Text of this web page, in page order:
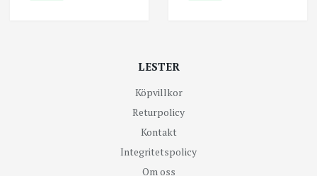
LESTER
Köpvillkor
Returpolicy
Kontakt
Integritetspolicy
Om oss